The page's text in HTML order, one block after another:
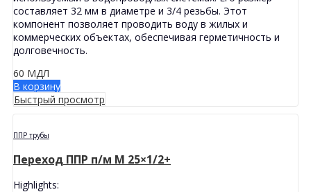
составляет 32 мм в диаметре и 3/4 резьбы. Этот
компонент позволяет проводить воду в жилых и
коммерческих объектах, обеспечивая герметичность и
долговечность.
60 МДЛ
В корзину
Быстрый просмотр
ППР трубы
Переход ППР п/м M 25×1/2+
Highlights: